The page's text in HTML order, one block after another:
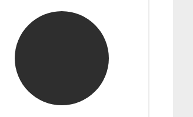
mw. mr. H.A. de Jongh
NIVRE Register-Expert
is no elevator to succes,
you need to take the stairs."